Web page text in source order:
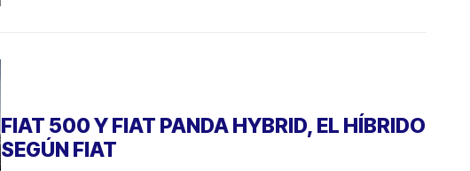
FIAT 500 Y FIAT PANDA HYBRID, EL HÍBRIDO
SEGÚN FIAT